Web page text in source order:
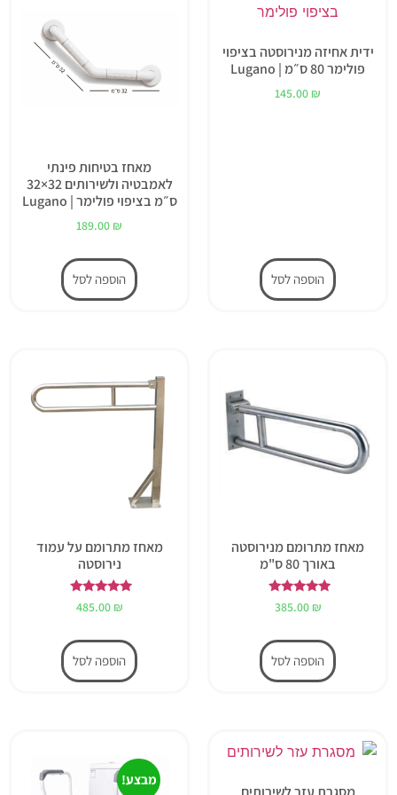
ידית אחיזה מנירוסטה בציפוי
פולימר 80 ס״מ | Lugano
145.00 ₪
הוספה לסל
מאחז בטיחות פינתי
לאמבטיה ולשירותים 32×32
ס״מ בציפוי פולימר | Lugano
189.00 ₪
הוספה לסל
מאחז מתרומם מנירוסטה
באורך 80 ס"מ
דורג
5.00
385.00 ₪
הוספה לסל
מאחז מתרומם על עמוד
נירוסטה
דורג
5.00
485.00 ₪
הוספה לסל
מבצע!